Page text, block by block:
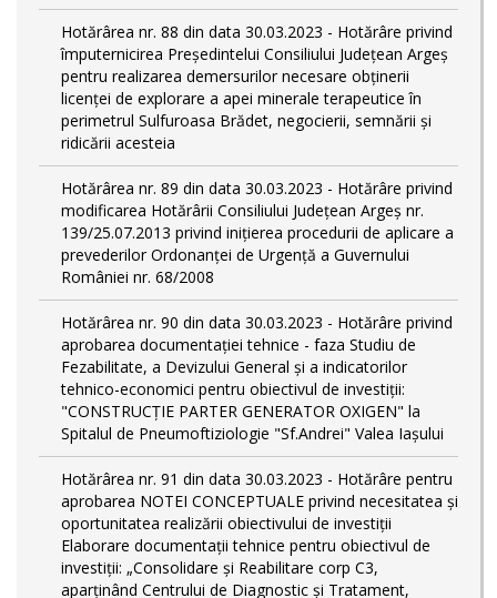
Hotărârea nr. 88 din data 30.03.2023 - Hotărâre privind
împuternicirea Președintelui Consiliului Județean Argeș
pentru realizarea demersurilor necesare obținerii
licenței de explorare a apei minerale terapeutice în
perimetrul Sulfuroasa Brădet, negocierii, semnării și
ridicării acesteia
Hotărârea nr. 89 din data 30.03.2023 - Hotărâre privind
modificarea Hotărârii Consiliului Județean Argeș nr.
139/25.07.2013 privind inițierea procedurii de aplicare a
prevederilor Ordonanței de Urgență a Guvernului
României nr. 68/2008
Hotărârea nr. 90 din data 30.03.2023 - Hotărâre privind
aprobarea documentației tehnice - faza Studiu de
Fezabilitate, a Devizului General și a indicatorilor
tehnico-economici pentru obiectivul de investiții:
"CONSTRUCȚIE PARTER GENERATOR OXIGEN" la
Spitalul de Pneumoftiziologie "Sf.Andrei" Valea Iașului
Hotărârea nr. 91 din data 30.03.2023 - Hotărâre pentru
aprobarea NOTEI CONCEPTUALE privind necesitatea și
oportunitatea realizării obiectivului de investiții
Elaborare documentații tehnice pentru obiectivul de
investiţii: „Consolidare și Reabilitare corp C3,
aparținând Centrului de Diagnostic și Tratament,